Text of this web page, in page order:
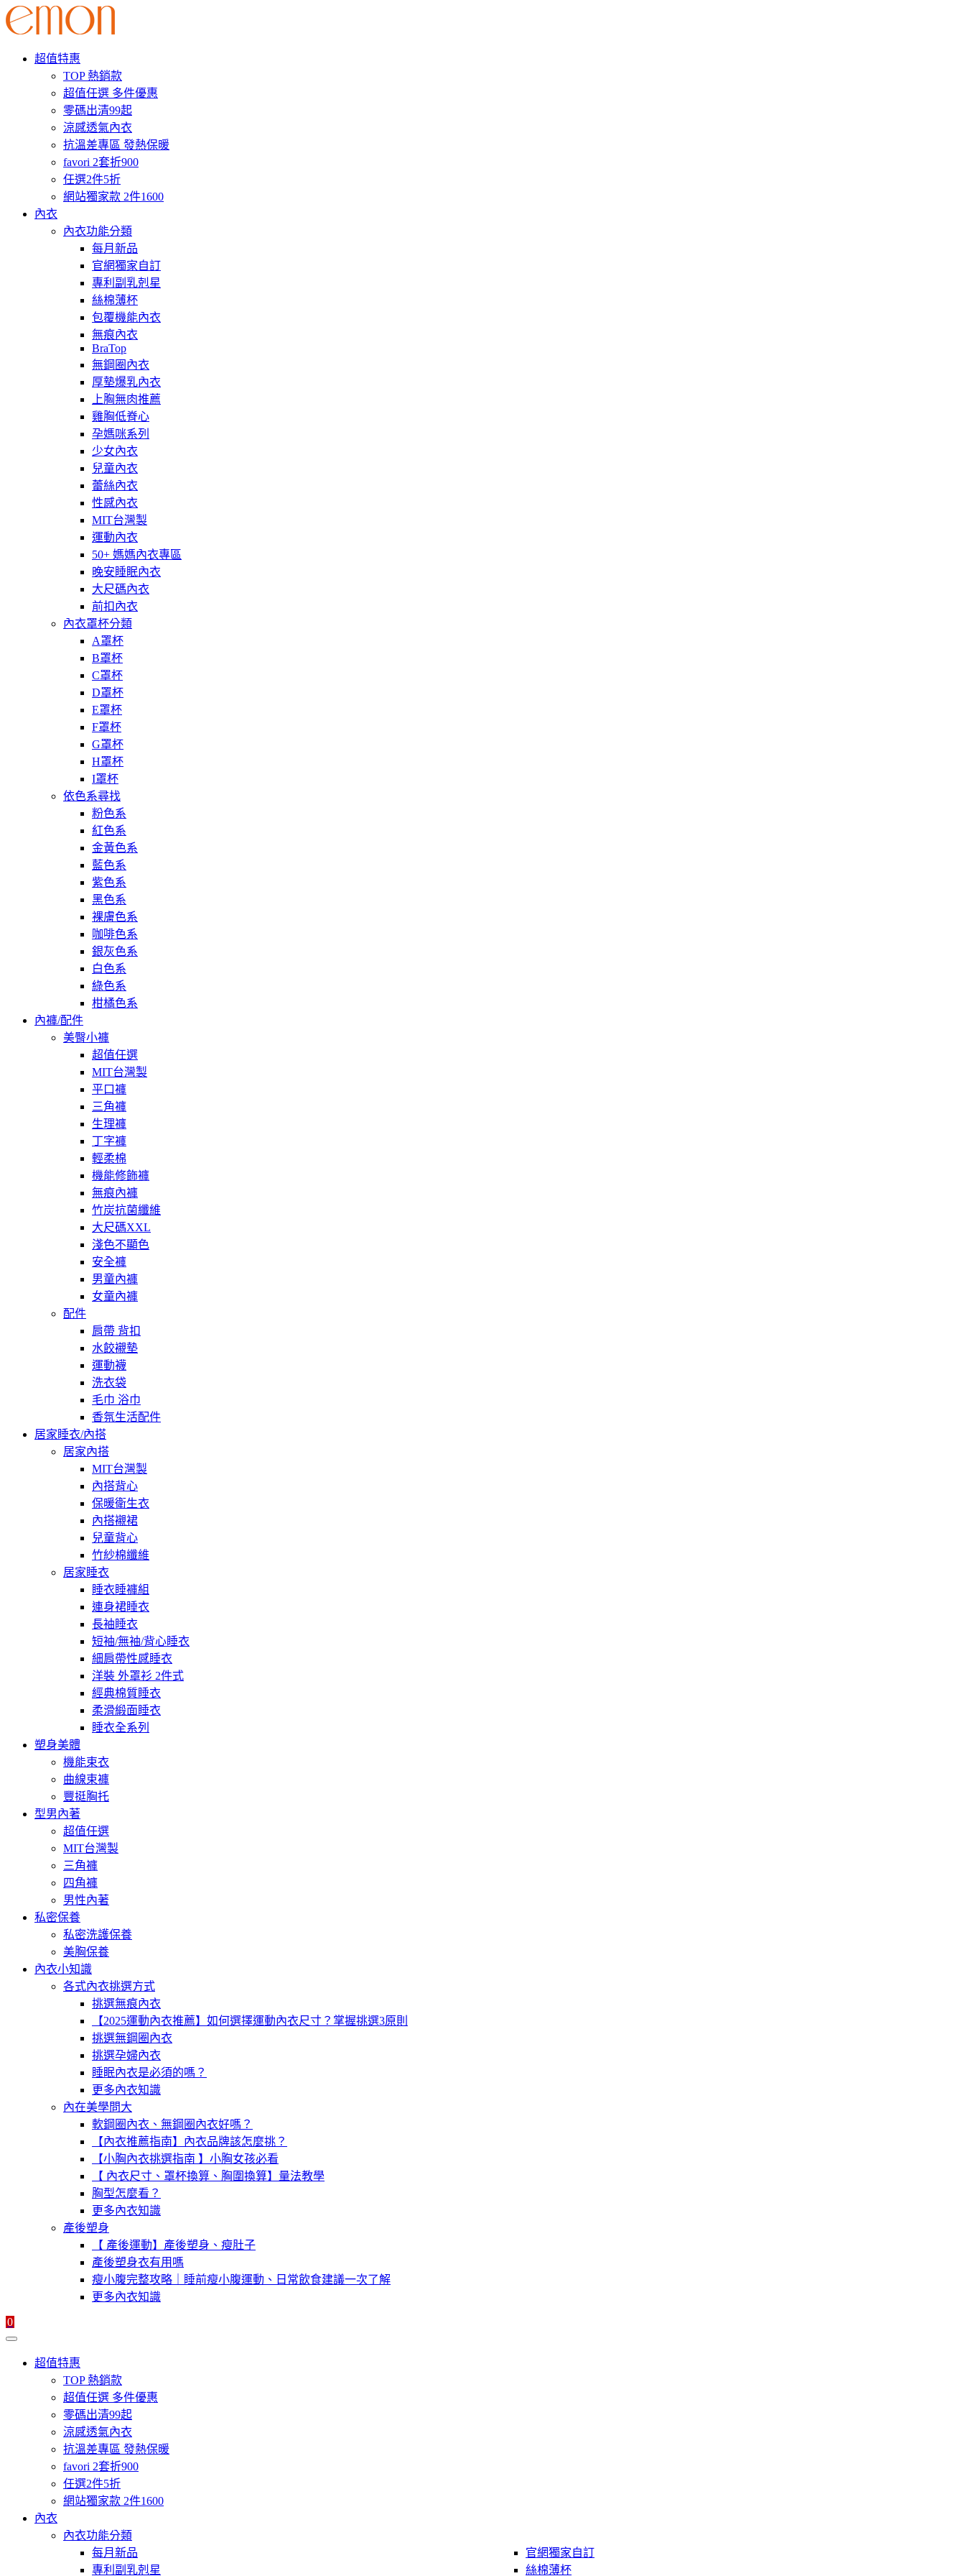
超值特惠
TOP 熱銷款
超值任選 多件優惠
零碼出清99起
涼感透氣內衣
抗溫差專區 發熱保暖
favori 2套折900
任選2件5折
網站獨家款 2件1600
內衣
內衣功能分類
每月新品
官網獨家自訂
專利副乳剋星
絲棉薄杯
包覆機能內衣
無痕內衣
BraTop
無鋼圈內衣
厚墊爆乳內衣
上胸無肉推薦
雞胸低脊心
孕媽咪系列
少女內衣
兒童內衣
蕾絲內衣
性感內衣
MIT台灣製
運動內衣
50+ 媽媽內衣專區
晚安睡眠內衣
大尺碼內衣
前扣內衣
內衣罩杯分類
A罩杯
B罩杯
C罩杯
D罩杯
E罩杯
F罩杯
G罩杯
H罩杯
I罩杯
依色系尋找
粉色系
紅色系
金黃色系
藍色系
紫色系
黑色系
裸膚色系
咖啡色系
銀灰色系
白色系
綠色系
柑橘色系
內褲/配件
美臀小褲
超值任選
MIT台灣製
平口褲
三角褲
生理褲
丁字褲
輕柔棉
機能修飾褲
無痕內褲
竹炭抗菌纖維
大尺碼XXL
淺色不顯色
安全褲
男童內褲
女童內褲
配件
肩帶 背扣
水餃襯墊
運動襪
洗衣袋
毛巾 浴巾
香氛生活配件
居家睡衣/內搭
居家內搭
MIT台灣製
內搭背心
保暖衛生衣
內搭襯裙
兒童背心
竹紗棉纖維
居家睡衣
睡衣睡褲組
連身裙睡衣
長袖睡衣
短袖/無袖/背心睡衣
細肩帶性感睡衣
洋裝 外罩衫 2件式
經典棉質睡衣
柔滑緞面睡衣
睡衣全系列
塑身美體
機能束衣
曲線束褲
豐挺胸托
型男內著
超值任選
MIT台灣製
三角褲
四角褲
男性內著
私密保養
私密洗護保養
美胸保養
內衣小知識
各式內衣挑選方式
挑選無痕內衣
【2025運動內衣推薦】如何選擇運動內衣尺寸？掌握挑選3原則
挑選無鋼圈內衣
挑選孕婦內衣
睡眠內衣是必須的嗎？
更多內衣知識
內在美學問大
軟鋼圈內衣、無鋼圈內衣好嗎？
【內衣推薦指南】內衣品牌該怎麼挑？
【小胸內衣挑選指南 】小胸女孩必看
【 內衣尺寸、罩杯換算、胸圍換算】量法教學
胸型怎麼看？
更多內衣知識
產後塑身
【 產後運動】產後塑身、瘦肚子
產後塑身衣有用嗎
瘦小腹完整攻略｜睡前瘦小腹運動、日常飲食建議一次了解
更多內衣知識
0
超值特惠
TOP 熱銷款
超值任選 多件優惠
零碼出清99起
涼感透氣內衣
抗溫差專區 發熱保暖
favori 2套折900
任選2件5折
網站獨家款 2件1600
內衣
內衣功能分類
每月新品
官網獨家自訂
專利副乳剋星
絲棉薄杯